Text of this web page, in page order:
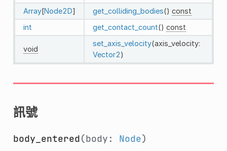
Array[Node2D] get_colliding_bodies() const
int
get_contact_count() const
void
set_axis_velocity(axis_velocity:
Vector2)
訊號
body_entered(body: Node)